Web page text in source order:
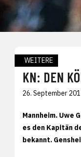
WEITERE
KN: DEN
26. September
Mannheim. Uwe
es den Kapitän
bekannt.